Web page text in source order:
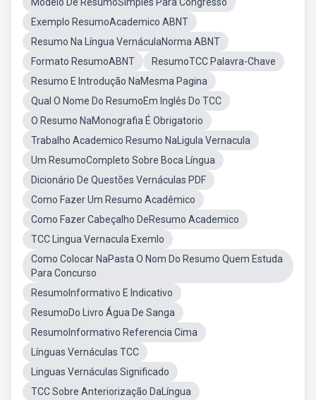
Exemplo ResumoAcademico ABNT
Resumo Na Língua VernáculaNorma ABNT
Formato ResumoABNT
ResumoTCC Palavra-Chave
Resumo E Introdução NaMesma Pagina
Qual O Nome Do ResumoEm Inglês Do TCC
O Resumo NaMonografia É Obrigatorio
Trabalho Academico Resumo NaLigula Vernacula
Um ResumoCompleto Sobre Boca Língua
Dicionário De Questões Vernáculas PDF
Como Fazer Um Resumo Acadêmico
Como Fazer Cabeçalho DeResumo Academico
TCC Lingua Vernacula Exemlo
Como Colocar NaPasta O Nom Do Resumo Quem Estuda
Para Concurso
ResumoInformativo E Indicativo
ResumoDo Livro Água De Sanga
ResumoInformativo Referencia Cima
Línguas Vernáculas TCC
Linguas Vernáculas Significado
TCC Sobre Anteriorização DaLíngua